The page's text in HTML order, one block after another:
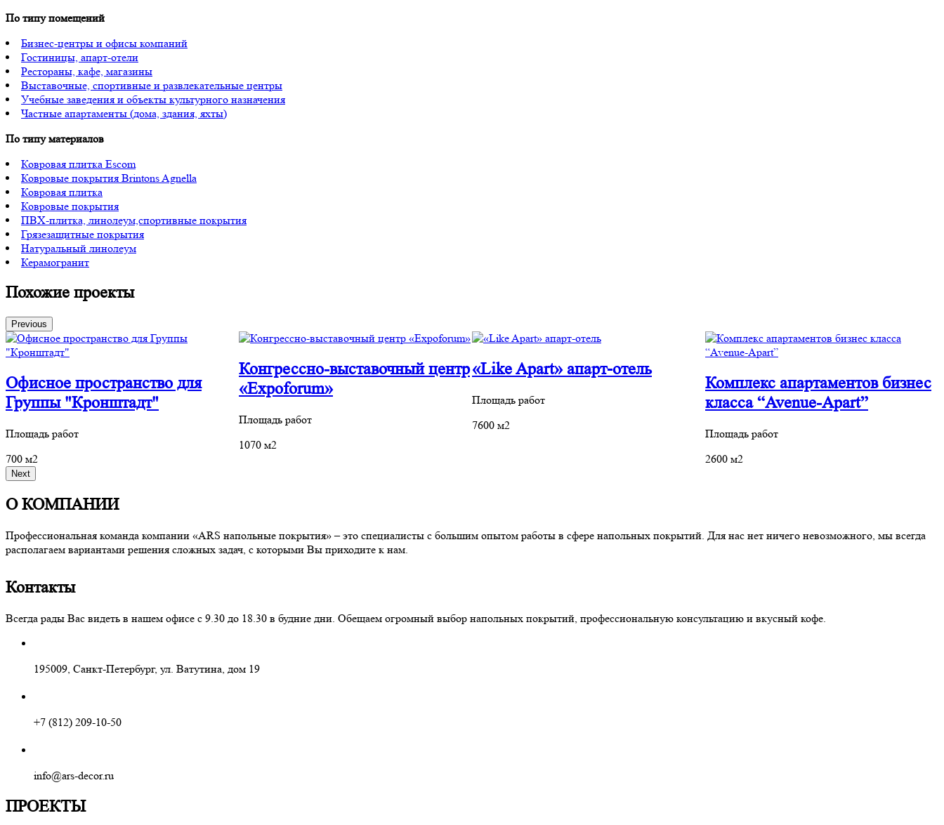
По типу помещений
Бизнес-центры и офисы компаний
Гостиницы, апарт-отели
Рестораны, кафе, магазины
Выставочные, спортивные и развлекательные центры
Учебные заведения и объекты культурного назначения
Частные апартаменты (дома, здания, яхты)
По типу материалов
Ковровая плитка Escom
Ковровые покрытия Brintons Agnella
Ковровая плитка
Ковровые покрытия
ПВХ-плитка, линолеум,спортивные покрытия
Грязезащитные покрытия
Натуральный линолеум
Керамогранит
Похожие проекты
Previous
Офисное пространство для
Группы "Кронштадт"
Площадь работ
700 м2
Конгрессно-выставочный центр
«Expoforum»
Площадь работ
1070 м2
«Like Apart» апарт‐отель
Площадь работ
7600 м2
Комплекс апартаментов бизнес
класса “Avenue-Apart”
Площадь работ
2600 м2
Next
О КОМПАНИИ
Профессиональная команда компании «ARS напольные покрытия» – это специалисты с большим опытом работы в сфере напольных покрытий. Для нас нет ничего невозможного, мы всегда
располагаем вариантами решения сложных задач, с которыми Вы приходите к нам.
Контакты
Всегда рады Вас видеть в нашем офисе с 9.30 до 18.30 в будние дни. Обещаем огромный выбор напольных покрытий, профессиональную консультацию и вкусный кофе.
195009, Санкт-Петербург, ул. Ватутина, дом 19
+7 (812) 209-10-50
info@ars-decor.ru
ПРОЕКТЫ